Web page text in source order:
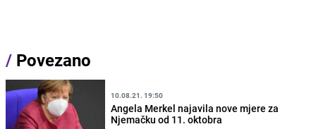
/ Povezano
10.08.21. 19:50
Angela Merkel najavila nove mjere za
Njemačku od 11. oktobra